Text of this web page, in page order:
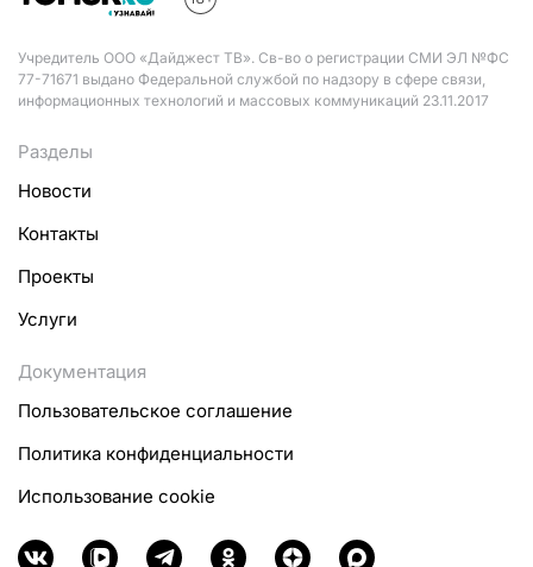
Учредитель ООО «Дайджест ТВ». Св-во о регистрации СМИ ЭЛ №ФС
77-71671 выдано Федеральной службой по надзору в сфере связи,
информационных технологий и массовых коммуникаций 23.11.2017
Разделы
Новости
Контакты
Проекты
Услуги
Документация
Пользовательское соглашение
Политика конфиденциальности
Использование cookie